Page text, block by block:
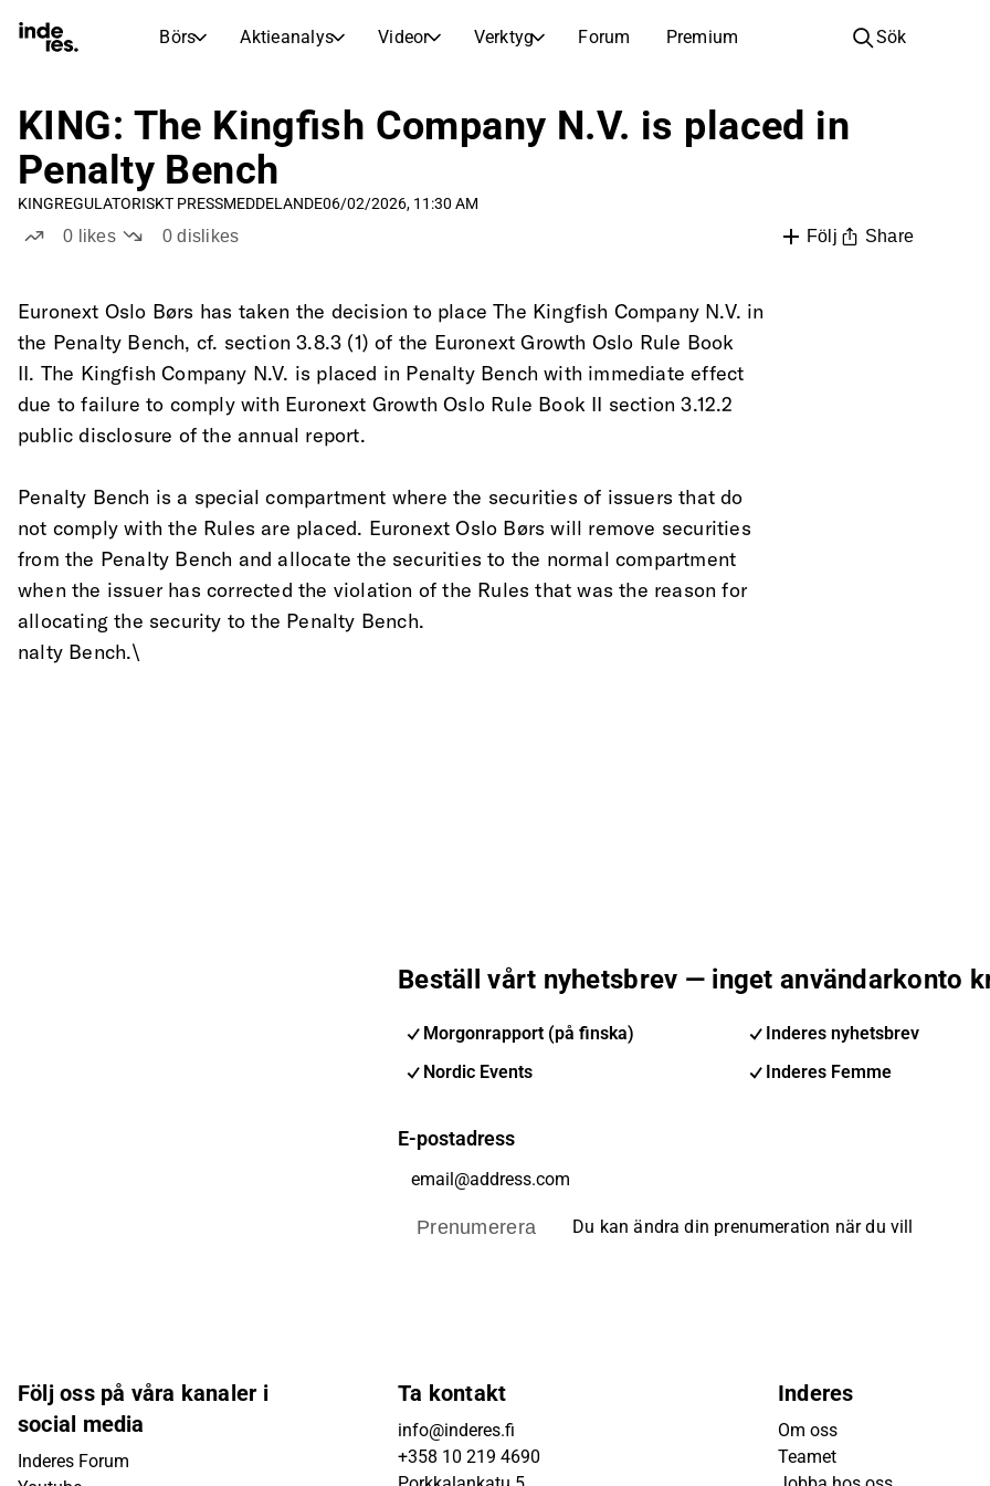
Börs Aktieanalys Videor Verktyg Forum Premium
Börs
Morgonrapport
Kommande resultat, noteringar och företagshändelser
Utdelningskalender
Kommande och tidigare utdelningar
Bolag
Årsstämmor
Aktieanalys
Artiklar
Inderes modellportfölj
Femme
Bryter barriärer och bygger självförtroende inom investeringar
Analysskola
Guider och lektioner för att öka din investeringskunskap
inderesTV
Videohub för aktieanalys, forskning och expertkommentarer
Transkriptioner
Fullständiga utskrifter av resultatsamtal och investerarmöten
Aktiejämförelse
Jämför nyckeltal och utveckling för flera aktier
Earnings Season
Compare EPS estimates to reported results
Virtuell analytikerchatt
Ställ frågor och få AI-drivna investeringsinsikter direkt
Compound Interest Calculator
Sök
KING: The Kingfish Company N.V. is placed in
Penalty Bench
KINGREGULATORISKT PRESSMEDDELANDE06/02/2026, 11:30 AM
0 likes 0dislikes Följ Share
Euronext Oslo Børs has taken the decision to place The Kingfish Company N.V. in
the Penalty Bench, cf. section 3.8.3 (1) of the Euronext Growth Oslo Rule Book
II. The Kingfish Company N.V. is placed in Penalty Bench with immediate effect
due to failure to comply with Euronext Growth Oslo Rule Book II section 3.12.2
public disclosure of the annual report.
Penalty Bench is a special compartment where the securities of issuers that do
not comply with the Rules are placed. Euronext Oslo Børs will remove securities
from the Penalty Bench and allocate the securities to the normal compartment
when the issuer has corrected the violation of the Rules that was the reason for
allocating the security to the Penalty Bench.
nalty Bench.\
Beställ vårt nyhetsbrev — inget användarkonto
Morgonrapport (på finska)
Inderes nyhetsbrev
Nordic Events
Inderes Femme
E-postadress
Prenumerera Du kan ändra din prenumeration när du vill
Följ oss på våra kanaler i
social media
Inderes Forum
Ta kontakt
info@inderes.fi
+358 10 219 4690
Inderes
Om oss
Teamet